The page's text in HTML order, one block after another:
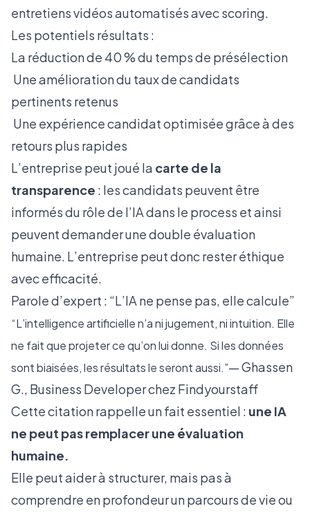
entretiens vidéos automatisés avec scoring.
Les potentiels résultats :
La réduction de 40 % du temps de présélection
Une amélioration du taux de candidats
pertinents retenus
Une expérience candidat optimisée grâce à des
retours plus rapides
L’entreprise peut joué la carte de la
transparence : les candidats peuvent être
informés du rôle de l’IA dans le process et ainsi
peuvent demander une double évaluation
humaine. L’entreprise peut donc rester éthique
avec efficacité.
Parole d’expert : “L’IA ne pense pas, elle calcule”
“L’intelligence artificielle n’a ni jugement, ni intuition. Elle
ne fait que projeter ce qu’on lui donne. Si les données
sont biaisées, les résultats le seront aussi.”— Ghassen
G., Business Developer chez Findyourstaff
Cette citation rappelle un fait essentiel : une IA
ne peut pas remplacer une évaluation
humaine.
Elle peut aider à structurer, mais pas à
comprendre en profondeur un parcours de vie ou